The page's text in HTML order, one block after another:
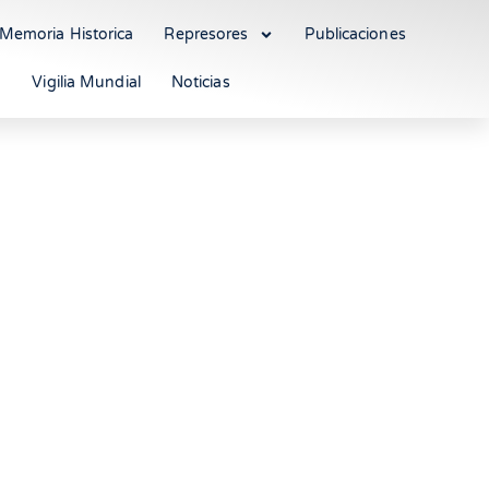
Historica Represores Publicaciones
Vigilia Mundial Noticias